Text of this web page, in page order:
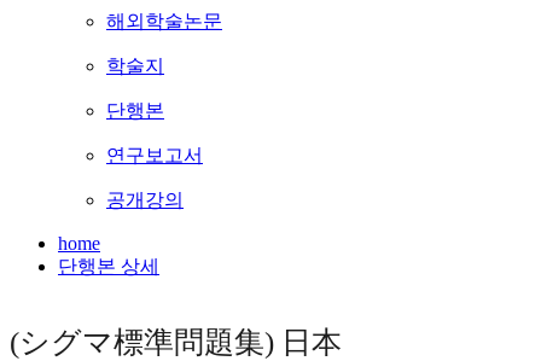
해외학술논문
학술지
단행본
연구보고서
공개강의
home
단행본 상세
(シグマ標準問題集) 日本